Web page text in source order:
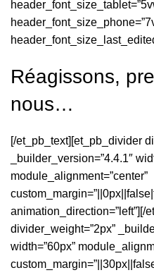
Réagissons,
nous…
[/et_pb_text][et_pb_divider
_builder_version=”4.4.1″
module_alignment=”center”
divider_weight=”2px”
width=”60px”